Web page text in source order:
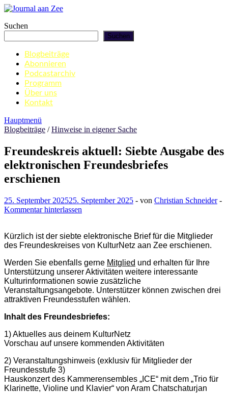
Zum
springen
Journal aan Zee
Suchen
Suchen
Blogbeiträge
Abonnieren
Podcastarchiv
Programm
Über uns
Kontakt
Hauptmenü
Blogbeiträge /Hinweise in eigener Sache
Freundeskreis aktuell: Siebte Ausgabe des
elektronischen Freundesbriefes
erschienen
25. September 202525. September 2025 - von Christian Schneider-
Kommentar hinterlassen
Kürzlich ist der siebte elektronische Brief für die Mitglieder
des Freundeskreises von KulturNetz aan Zee erschienen.
Werden Sie ebenfalls gerne Mitglied und erhalten für Ihre
Unterstützung unserer Aktivitäten weitere interessante
Kulturinformationen sowie zusätzliche
Veranstaltungsangebote. Unterstützer können zwischen drei
attraktiven Freundesstufen wählen.
Inhalt des Freundesbriefes:
1) Aktuelles aus deinem KulturNetz
Vorschau auf unsere kommenden Aktivitäten
2) Veranstaltungshinweis (exklusiv für Mitglieder der
Freundesstufe 3)
Hauskonzert des Kammerensembles „ICE“ mit dem „Trio für
Klarinette, Violine und Klavier“ von Aram Chatschaturjan